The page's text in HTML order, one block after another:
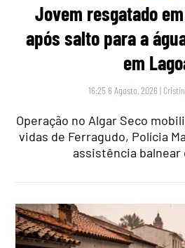
Jovem resgatado
após salto para a
em
16:25 6 Agosto, 2026 |
Operação no Algar Seco
vidas de Ferragudo, Polícia
assistência balnear